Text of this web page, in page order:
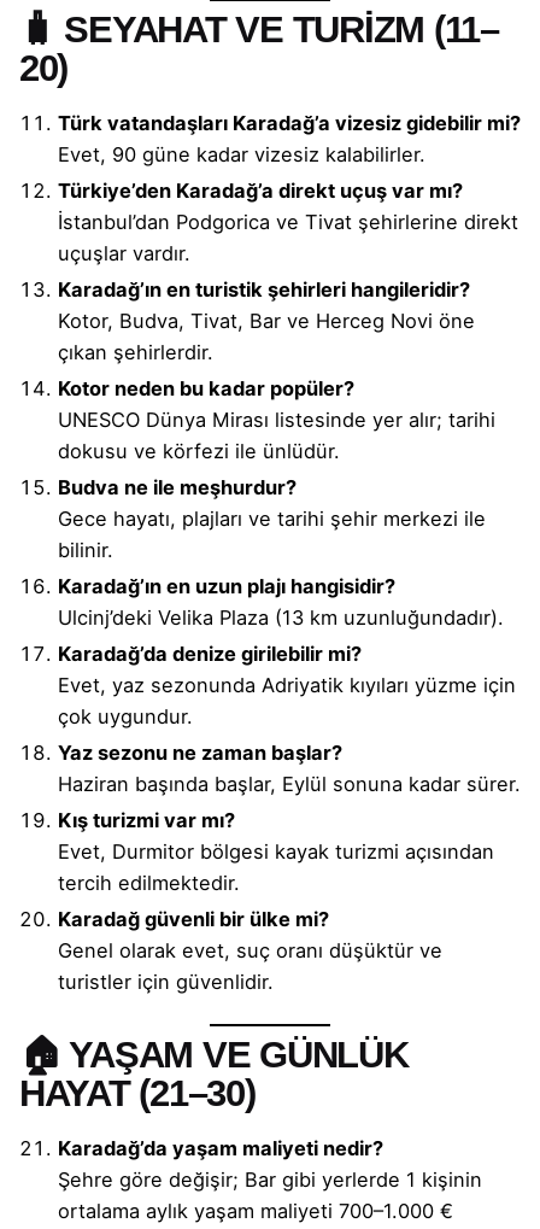
🧳 SEYAHAT VE TURİZM (11–
20)
Türk vatandaşları Karadağ’a vizesiz gidebilir mi?
Evet, 90 güne kadar vizesiz kalabilirler.
Türkiye’den Karadağ’a direkt uçuş var mı?
İstanbul’dan Podgorica ve Tivat şehirlerine direkt
uçuşlar vardır.
Karadağ’ın en turistik şehirleri hangileridir?
Kotor, Budva, Tivat, Bar ve Herceg Novi öne
çıkan şehirlerdir.
Kotor neden bu kadar popüler?
UNESCO Dünya Mirası listesinde yer alır; tarihi
dokusu ve körfezi ile ünlüdür.
Budva ne ile meşhurdur?
Gece hayatı, plajları ve tarihi şehir merkezi ile
bilinir.
Karadağ’ın en uzun plajı hangisidir?
Ulcinj’deki Velika Plaza (13 km uzunluğundadır).
Karadağ’da denize girilebilir mi?
Evet, yaz sezonunda Adriyatik kıyıları yüzme için
çok uygundur.
Yaz sezonu ne zaman başlar?
Haziran başında başlar, Eylül sonuna kadar sürer.
Kış turizmi var mı?
Evet, Durmitor bölgesi kayak turizmi açısından
tercih edilmektedir.
Karadağ güvenli bir ülke mi?
Genel olarak evet, suç oranı düşüktür ve
turistler için güvenlidir.
🏠 YAŞAM VE GÜNLÜK
HAYAT (21–30)
Karadağ’da yaşam maliyeti nedir?
Şehre göre değişir; Bar gibi yerlerde 1 kişinin
ortalama aylık yaşam maliyeti 700–1.000 €